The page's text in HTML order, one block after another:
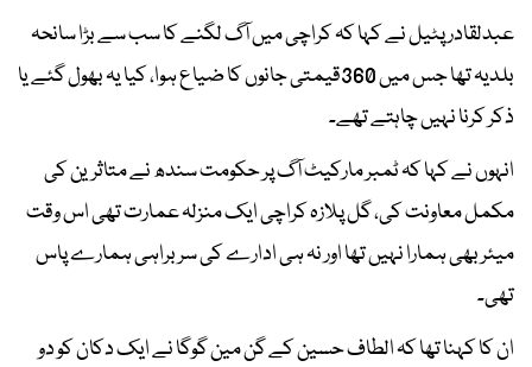
عبدلقادر پٹیل نے کہا کہ کراچی میں آگ لگنے کا سب سے بڑا سانحہ
بلدیہ تھا جس میں 360قیمتی جانوں کا ضیاع ہوا، کیا یہ بھول گئے یا
ذکر کرنا نہیں چاہتے تھے۔
انہوں نے کہا کہ ٹمبر مارکیٹ آگ پر حکومت سندھ نے متاثرین کی
مکمل معاونت کی، گل پلازہ کراچی ایک منزلہ عمارت تھی اس وقت
میئر بھی ہمارا نہیں تھا اور نہ ہی ادارے کی سربراہی ہمارے پاس
تھی۔
ان کا کہنا تھا کہ الطاف حسین کے گن مین گوگا نے ایک دکان کو دو